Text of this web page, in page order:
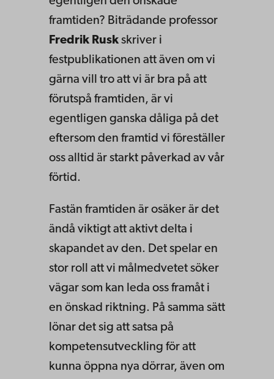
framtiden? Biträdande professor
Fredrik Rusk skriver i
festpublikationen att även om vi
gärna vill tro att vi är bra på att
förutspå framtiden, är vi
egentligen ganska dåliga på det
eftersom den framtid vi föreställer
oss alltid är starkt påverkad av vår
förtid.
Fastän framtiden är osäker är det
ändå viktigt att aktivt delta i
skapandet av den. Det spelar en
stor roll att vi målmedvetet söker
vägar som kan leda oss framåt i
en önskad riktning. På samma sätt
lönar det sig att satsa på
kompetensutveckling för att
kunna öppna nya dörrar, även om